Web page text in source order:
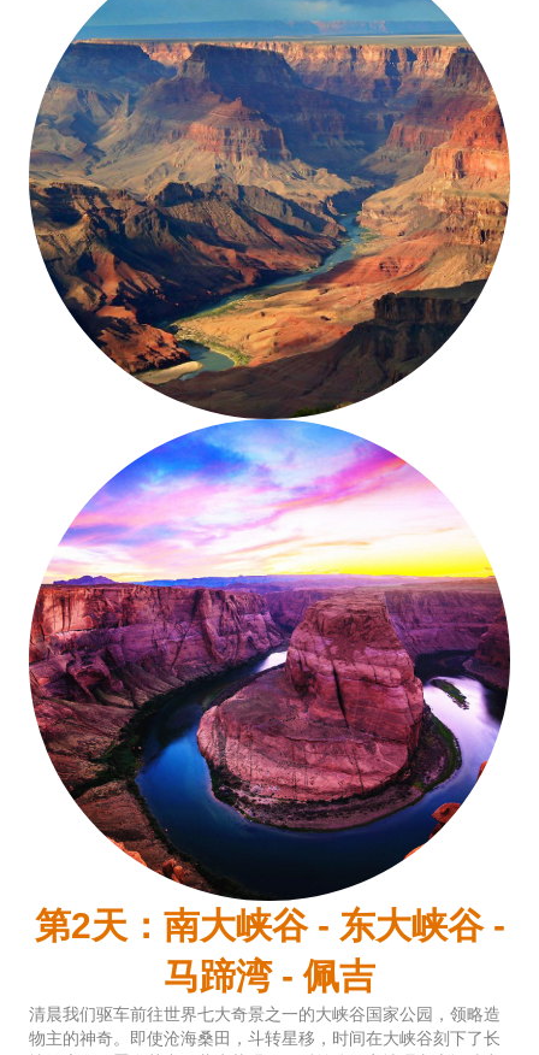
第2天：南大峡谷 - 东大峡谷 -
马蹄湾 - 佩吉
清晨我们驱车前往世界七大奇景之一的大峡谷国家公园，领略造
物主的神奇。即使沧海桑田，斗转星移，时间在大峡谷刻下了长